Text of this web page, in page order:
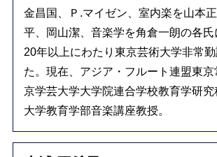
金昌国、Ｐ.マイゼン、室内楽を山本
平、岡山潔、音楽学を角倉一朗の各氏
20年以上にわたり東京芸術大学非常
た。現在、アジア・フルート連盟東
京学芸大学大学院連合学校教育学研究
大学教育学部音楽講座教授。